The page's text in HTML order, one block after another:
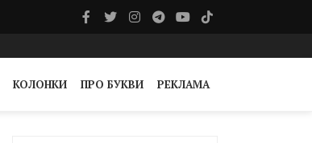
КОЛОНКИ ПРО БУКВИ РЕКЛАМА